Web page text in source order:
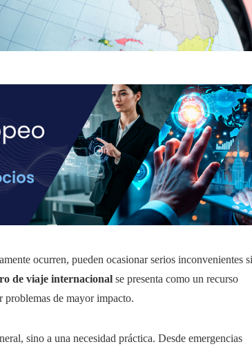
ocurren, pueden ocasionar serios inconvenientes si
de viaje internacional se presenta como un recurso
problemas de mayor impacto.
sino a una necesidad práctica. Desde emergencias